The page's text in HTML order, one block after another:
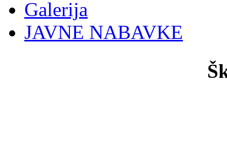
Galerija
JAVNE NABAVKE